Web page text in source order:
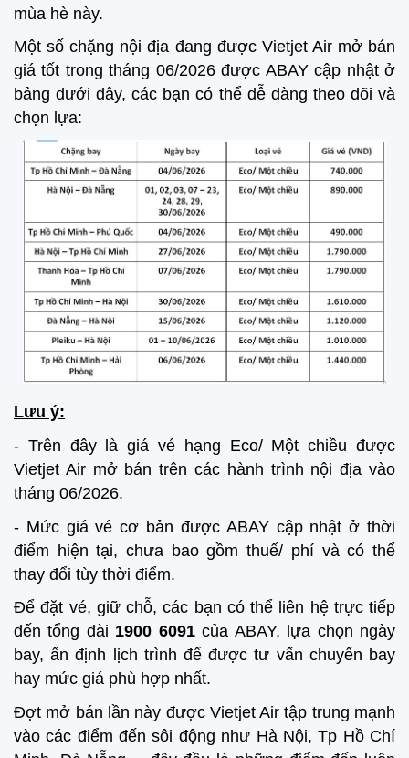
mùa hè này.
Một số chặng nội địa đang được Vietjet Air mở bán
giá tốt trong tháng 06/2026 được ABAY cập nhật ở
bảng dưới đây, các bạn có thể dễ dàng theo dõi và
chọn lựa:
Lưu ý:
- Trên đây là giá vé hạng Eco/ Một chiều được
Vietjet Air mở bán trên các hành trình nội địa vào
tháng 06/2026.
- Mức giá vé cơ bản được ABAY cập nhật ở thời
điểm hiện tại, chưa bao gồm thuế/ phí và có thể
thay đổi tùy thời điểm.
Để đặt vé, giữ chỗ, các bạn có thể liên hệ trực tiếp
đến tổng đài 1900 6091của ABAY, lựa chọn ngày
bay, ấn định lịch trình để được tư vấn chuyến bay
hay mức giá phù hợp nhất.
Đợt mở bán lần này được Vietjet Air tập trung mạnh
vào các điểm đến sôi động như Hà Nội, Tp Hồ Chí